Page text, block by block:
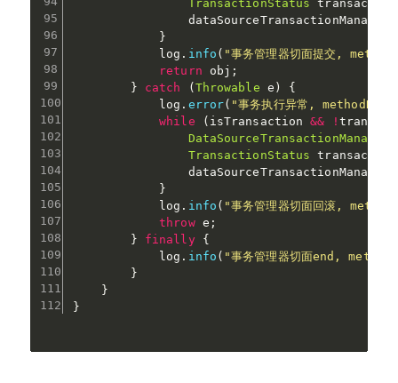
                dataSourceTransactionManager
}
            log
. info ( "事务管理器切面提交,
return obj ;
}
catch (Throwable e )
{
            log
. error( "事务执行异常,
while
( isTransaction && !
DataSourceTransactionManager
TransactionStatus
                dataSourceTransactionManager
}
            log
. info ( "事务管理器切面回滚,
throw e ;
}
finally
{
            log
. info ( "事务管理器切面end,
}
}
}